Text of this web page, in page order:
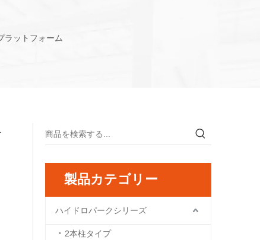
ラットフォーム
製品カテゴリー
ハイドロパークシリーズ
2本柱タイプ